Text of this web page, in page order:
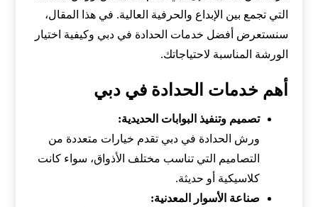
التي تجمع بين الإبداع والحرفية العالية. في هذا المقال،
سنستعرض أفضل خدمات الحدادة في دبي وكيفية اختيار
الورشة المناسبة لاحتياجاتك.
أهم خدمات الحدادة في دبي
تصميم وتنفيذ البوابات الحديدية:
ورش الحدادة في دبي تقدم خيارات متعددة من
التصاميم التي تناسب مختلف الأذواق، سواء كانت
كلاسيكية أو حديثة.
صناعة الأسوار المعدنية: